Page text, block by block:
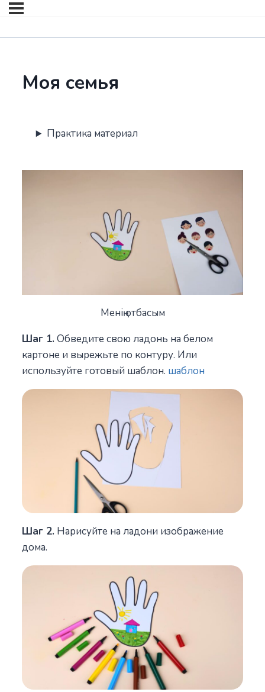
Моя семья
Практика материал
Менің отбасым
Шаг 1. Обведите свою ладонь на белом
картоне и вырежьте по контуру. Или
используйте готовый шаблон. шаблон
Шаг 2. Нарисуйте на ладони изображение
дома.